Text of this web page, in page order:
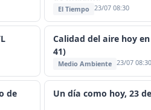
El Tiempo 23/07 08:30
Calidad del aire hoy
41)
Medio Ambiente 23/07 08:30
de
Un día como hoy, 23